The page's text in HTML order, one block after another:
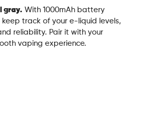
gray. With 1000mAh battery
track of your e-liquid levels,
reliability. Pair it with your
vaping experience.